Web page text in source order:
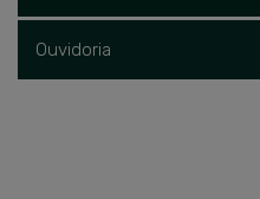
Ouvidoria